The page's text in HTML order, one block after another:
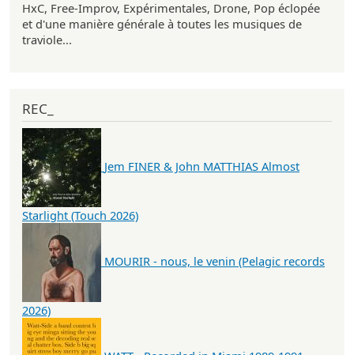
HxC, Free-Improv, Expérimentales, Drone, Pop éclopée
et d'une manière générale à toutes les musiques de
traviole...
REC_
Jem FINER & John MATTHIAS Almost
Starlight (Touch 2026)
MOURIR - nous, le venin (Pelagic records
2026)